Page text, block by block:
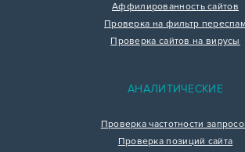
Аффилированность сайтов
Проверка на фильтр переспам
Проверка сайтов на вирусы
АНАЛИТИЧЕСКИЕ
Проверка частотности
Проверка позиций сайта